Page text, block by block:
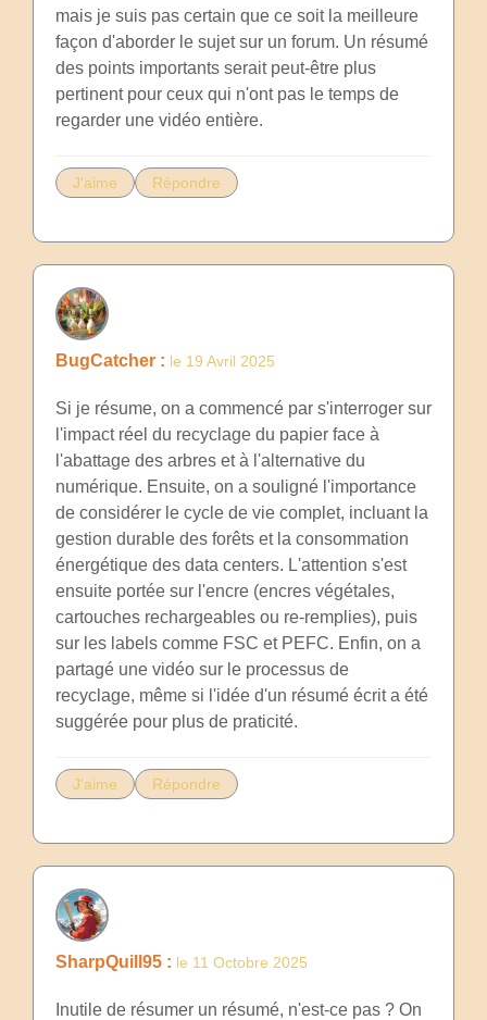
mais je suis pas certain que ce soit la meilleure
façon d'aborder le sujet sur un forum. Un résumé
des points importants serait peut-être plus
pertinent pour ceux qui n'ont pas le temps de
regarder une vidéo entière.
J'aime Répondre
BugCatcher : le 19 Avril 2025
Si je résume, on a commencé par s'interroger sur
l'impact réel du recyclage du papier face à
l'abattage des arbres et à l'alternative du
numérique. Ensuite, on a souligné l'importance
de considérer le cycle de vie complet, incluant la
gestion durable des forêts et la consommation
énergétique des data centers. L'attention s'est
ensuite portée sur l'encre (encres végétales,
cartouches rechargeables ou re-remplies), puis
sur les labels comme FSC et PEFC. Enfin, on a
partagé une vidéo sur le processus de
recyclage, même si l'idée d'un résumé écrit a été
suggérée pour plus de praticité.
J'aime Répondre
SharpQuill95 : le 11 Octobre 2025
Inutile de résumer un résumé, n'est-ce pas ? On